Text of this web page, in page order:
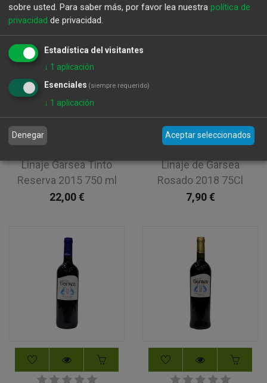
Linaje Garsea Tinto
Reserva 2015 750 ml
22,00€
Linaje de Garsea
Rosado 2018 75Cl
7,90€
sobre usted. Para saber más, por favor lea nuestra política de
privacidad de privacidad.
Estadística del visitantes
↓ 1 aplicación
Esenciales (siempre requerido)
↓ 1 aplicación
Denegar Aceptar seleccionados